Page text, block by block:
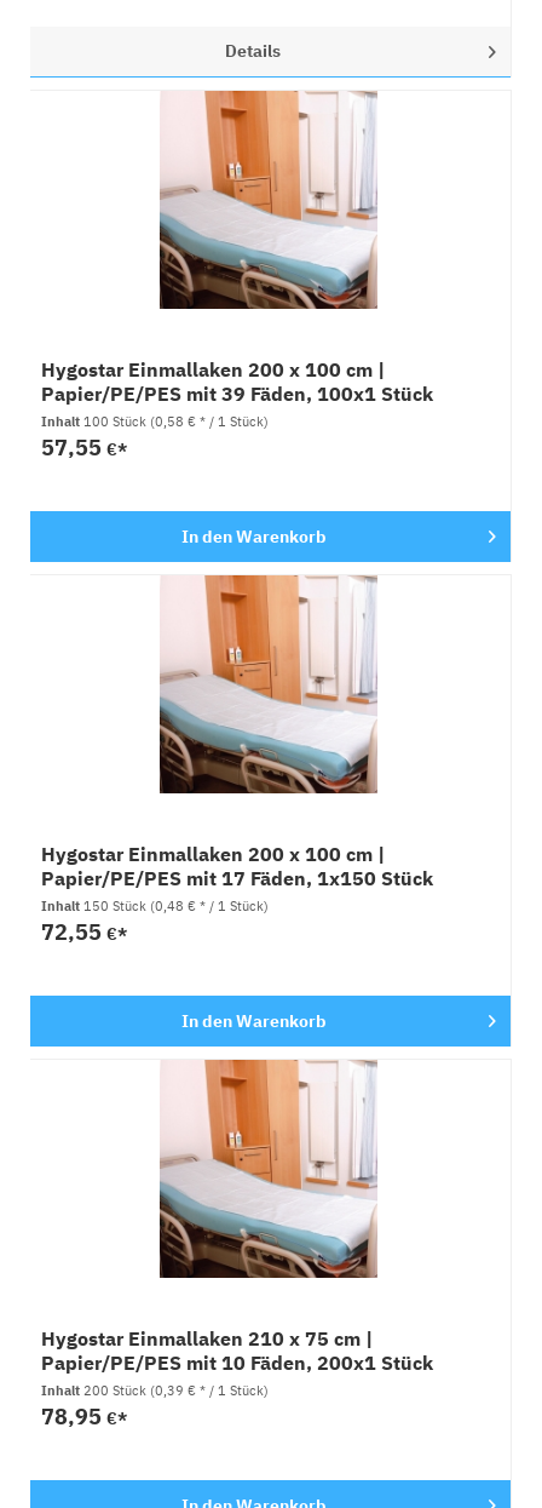
Details
Hygostar Einmallaken 200 x 100 cm |
Papier/PE/PES mit 39 Fäden, 100x1 Stück
Inhalt100 Stück (0,58 € * / 1 Stück)
57,55€*
In denWarenkorb
Hygostar Einmallaken 200 x 100 cm |
Papier/PE/PES mit 17 Fäden, 1x150 Stück
Inhalt150 Stück (0,48 € * / 1 Stück)
72,55€*
In denWarenkorb
Hygostar Einmallaken 210 x 75 cm |
Papier/PE/PES mit 10 Fäden, 200x1 Stück
Inhalt200 Stück (0,39 € * / 1 Stück)
78,95€*